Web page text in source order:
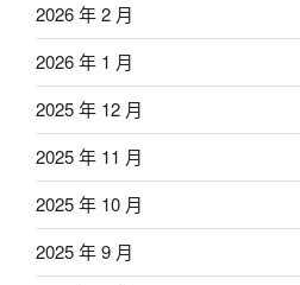
2026 年 2 月
2026 年 1 月
2025 年 12 月
2025 年 11 月
2025 年 10 月
2025 年 9 月